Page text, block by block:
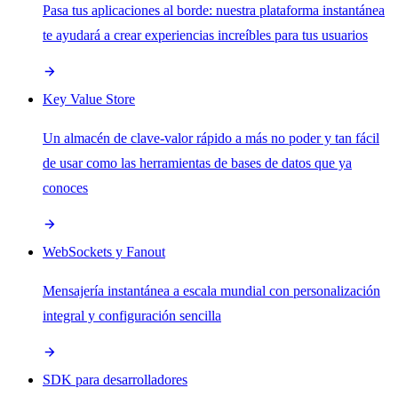
Pasa tus aplicaciones al borde: nuestra plataforma instantánea
te ayudará a crear experiencias increíbles para tus usuarios
Key Value Store
Un almacén de clave-valor rápido a más no poder y tan fácil
de usar como las herramientas de bases de datos que ya
conoces
WebSockets y Fanout
Mensajería instantánea a escala mundial con personalización
integral y configuración sencilla
SDK para desarrolladores